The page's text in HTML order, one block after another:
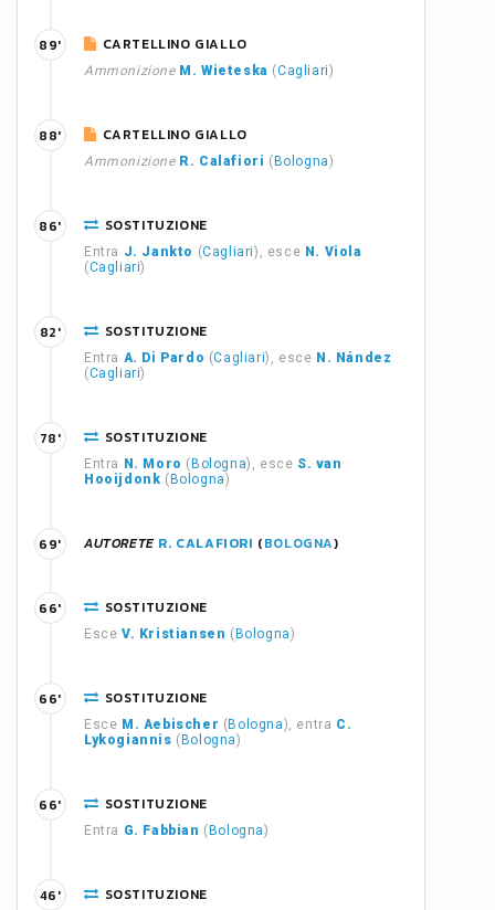
CARTELLINO GIALLO
Ammonizione M. Wieteska (Cagliari)
89'
CARTELLINO GIALLO
Ammonizione R. Calafiori ( Bologna)
88'
SOSTITUZIONE
Entra J. Jankto (Cagliari), esce N. Viola
(Cagliari)
86'
SOSTITUZIONE
Entra A. Di Pardo (Cagliari), esce N. Nández
(Cagliari)
82'
SOSTITUZIONE
Entra N. Moro ( Bologna), esce S. van
Hooijdonk ( Bologna)
78'
AUTORETE R. CALAFIORI (BOLOGNA)
69'
SOSTITUZIONE
Esce V. Kristiansen ( Bologna)
66'
SOSTITUZIONE
Esce M. Aebischer ( Bologna), entra C.
Lykogiannis ( Bologna)
66'
SOSTITUZIONE
Entra G. Fabbian ( Bologna)
66'
SOSTITUZIONE
46'